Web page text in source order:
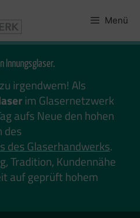
Menü
Innungsglaser.
irgendwem! Als
im Glasernetzwerk
aufs Neue den hohen
des
des Glaserhandwerks.
Tradition, Kundennähe
auf geprüft hohem